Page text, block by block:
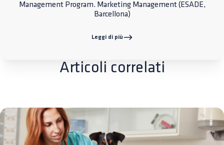
Management Program. Marketing Management (ESADE,
Barcellona)
Leggi di più
Articoli correlati